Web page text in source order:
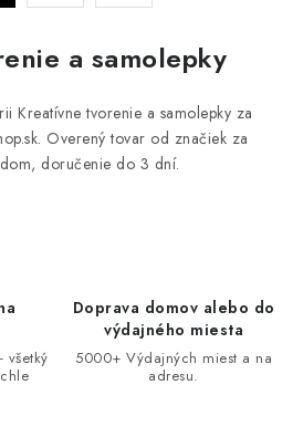
a samolepky
Kreatívne tvorenie a samolepky za
Overený tovar od značiek za
doručenie do 3 dní.
všetký
Doprava domov alebo do
výdajného miesta
5000+ Výdajných miest a na
adresu.